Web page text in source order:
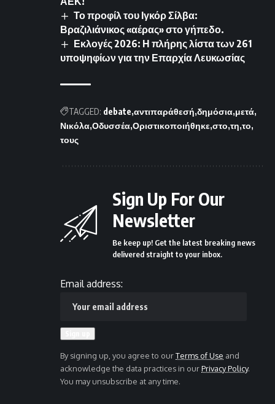
Το προφίλ του Ιγκόρ Σίλβα:
Βραζιλιάνικος «αέρας» στο γήπεδο.
Εκλογές 2026: Η πλήρης λίστα των 261
υποψηφίων για την Επαρχία Λευκωσίας
TAGGED: debate αντιπαράθεσή δημόσια μετά
Νικόλα Οδυσσέα Οριστικοποιήθηκε στο τη το
τους
Sign Up For Our
Newsletter
Be keep up! Get the latest breaking news
delivered straight to your inbox.
Email address:
By signing up, you agree to ourTerms of Use and
acknowledge the data practices in ourPrivacy Policy.
You may unsubscribe at any time.